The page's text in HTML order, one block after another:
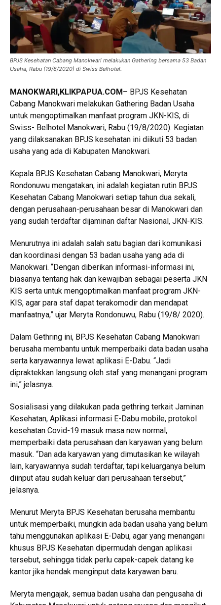
BPJS Kesehatan Cabang Manokwari melakukan Gathering bersama 53 Badan
Usaha, Rabu (19/8/2020) di Swiss Belhotel.
MANOKWARI,KLIKPAPUA.COM– BPJS Kesehatan
Cabang Manokwari melakukan Gathering Badan Usaha
untuk mengoptimalkan manfaat program JKN-KIS, di
Swiss- Belhotel Manokwari, Rabu (19/8/2020). Kegiatan
yang dilaksanakan BPJS kesehatan ini diikuti 53 badan
usaha yang ada di Kabupaten Manokwari.
Kepala BPJS Kesehatan Cabang Manokwari, Meryta
Rondonuwu mengatakan, ini adalah kegiatan rutin BPJS
Kesehatan Cabang Manokwari setiap tahun dua sekali,
dengan perusahaan-perusahaan besar di Manokwari dan
yang sudah terdaftar dijaminan daftar Nasional, JKN-KIS.
Menurutnya ini adalah salah satu bagian dari komunikasi
dan koordinasi dengan 53 badan usaha yang ada di
Manokwari. “Dengan diberikan informasi-informasi ini,
biasanya tentang hak dan kewajiban sebagai peserta JKN
KIS serta untuk mengoptimalkan manfaat program JKN-
KIS, agar para staf dapat terakomodir dan mendapat
manfaatnya,” ujar Meryta Rondonuwu, Rabu (19/8/ 2020).
Dalam Gethring ini, BPJS Kesehatan Cabang Manokwari
berusaha membantu untuk memperbaiki data badan usaha
serta karyawannya lewat aplikasi E-Dabu. “Jadi
dipraktekkan langsung oleh staf yang menangani program
ini,” jelasnya.
Sosialisasi yang dilakukan pada gethring terkait Jaminan
Kesehatan, Aplikasi informasi E-Dabu mobile, protokol
kesehatan Covid-19 masuk masa new normal,
memperbaiki data perusahaan dan karyawan yang belum
masuk. “Dan ada karyawan yang dimutasikan ke wilayah
lain, karyawannya sudah terdaftar, tapi keluarganya belum
diinput atau sudah keluar dari perusahaan tersebut,”
jelasnya.
Menurut Meryta BPJS Kesehatan berusaha membantu
untuk memperbaiki, mungkin ada badan usaha yang belum
tahu menggunakan aplikasi E-Dabu, agar yang menangani
khusus BPJS Kesehatan dipermudah dengan aplikasi
tersebut, sehingga tidak perlu capek-capek datang ke
kantor jika hendak menginput data karyawan baru.
Meryta mengajak, semua badan usaha dan pengusaha di